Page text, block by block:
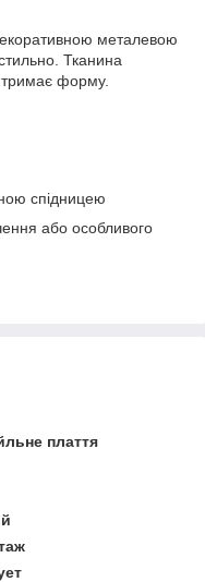
металевою
Тканина
тримає форму.
спідницею
або особливого
плаття